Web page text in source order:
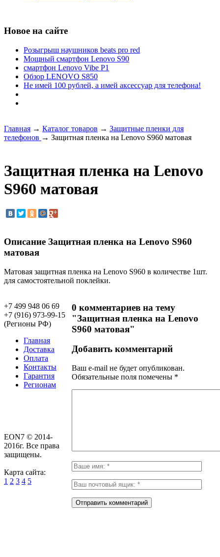
Новое на сайте
Розыгрыш наушников beats pro red
Мощный смартфон Lenovo S90
смартфон Lenovo Vibe P1
Обзор LENOVO S850
Не имей 100 рублей, а имей аксессуар для телефона!
Главная → Каталог товаров → Защитные пленки для
телефонов → Защитная пленка на Lenovo S960 матовая
Защитная пленка на Lenovo
S960 матовая
Описание Защитная пленка на Lenovo S960
матовая
Матовая защитная пленка на Lenovo S960 в количестве 1шт.
для самостоятельной поклейки.
0 комментариев на тему
"Защитная пленка на Lenovo
S960 матовая"
Добавить комментарий
Ваш e-mail не будет опубликован.
Обязательные поля помечены *
+7 499 948 06 69
+7 (916) 973-99-15
(Регионы РФ)
Главная
Доставка
Оплата
Контакты
Гарантия
Регионам
EON7 © 2014-
2016г. Все права
защищены.
Карта сайта:
1 2 3 4 5